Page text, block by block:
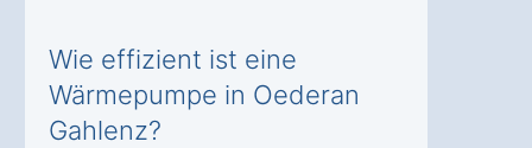
Wie effizient ist eine
Wärmepumpe in Oederan
Gahlenz?